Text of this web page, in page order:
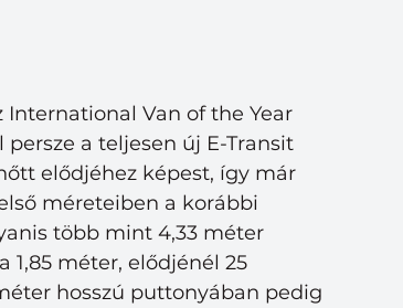
Van of the Year
a teljesen új E-Transit
elődjéhez képest, így már
méreteiben a korábbi
több mint 4,33 méter
1,85 méter, elődjénél 25
hosszú puttonyában pedig